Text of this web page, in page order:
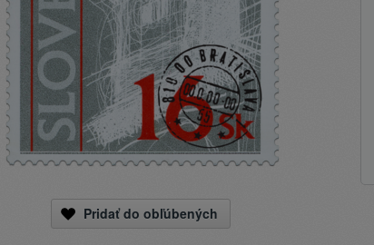
Pridať do obľúbených